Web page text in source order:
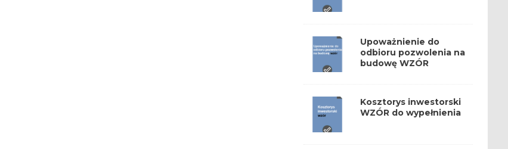
Upoważnienie do
odbioru pozwolenia na
budowę WZÓR
Kosztorys inwestorski
WZÓR do wypełnienia